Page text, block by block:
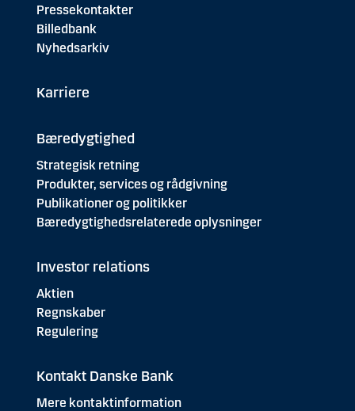
Pressekontakter
Billedbank
Nyhedsarkiv
Karriere
Bæredygtighed
Strategisk retning
Produkter, services og rådgivning
Publikationer og politikker
Bæredygtighedsrelaterede oplysninger
Investor relations
Aktien
Regnskaber
Regulering
Kontakt Danske Bank
Mere kontaktinformation